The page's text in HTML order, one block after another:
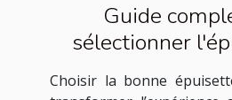
Guide
sélectionner
pêche
Choisir la bonne